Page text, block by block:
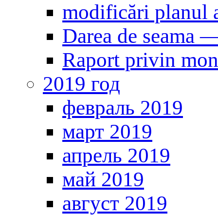
modificări planul
Darea de seama
Raport privin
2019 год
февраль 2019
март 2019
апрель 2019
май 2019
август 2019